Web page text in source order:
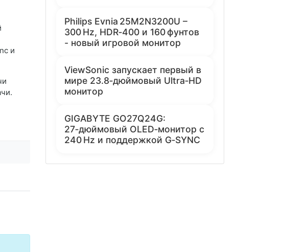
и
Philips Evnia 25M2N3200U –
300 Hz, HDR‑400 и 160 фунтов
- новый игровой монитор
ViewSonic запускает первый в
мире 23.8‑дюймовый Ultra‑HD
монитор
GIGABYTE GO27Q24G:
27‑дюймовый OLED‑монитор с
240 Hz и поддержкой G‑SYNC